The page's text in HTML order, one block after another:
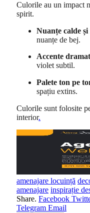
Culorile au un impact
spirit.
Nuanțe calde
nuanțe de bej.
Accente
violet subtil.
Palete ton pe
spațiu extins.
Culorile sunt folosite
interior.
amenajare locuință
amenajare inspirație
Share. Facebook
Telegram Email